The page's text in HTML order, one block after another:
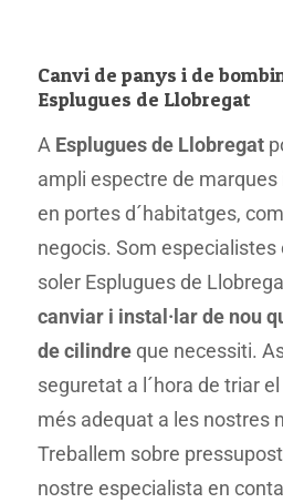
Canvi de panys i de
Esplugues de Llobregat
A Esplugues de Llobregat
ampli espectre de
en portes d´habitatges,
negocis. Som especialistes
soler Esplugues de
canviar i instal·lar de nou
de cilindre que necessiti.
seguretat a l´hora de triar
més adequat a les nostres
Treballem sobre
nostre especialista en